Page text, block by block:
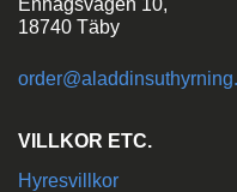
Enhagsvägen 10,
18740 Täby
VILLKOR ETC.
Hyresvillkor